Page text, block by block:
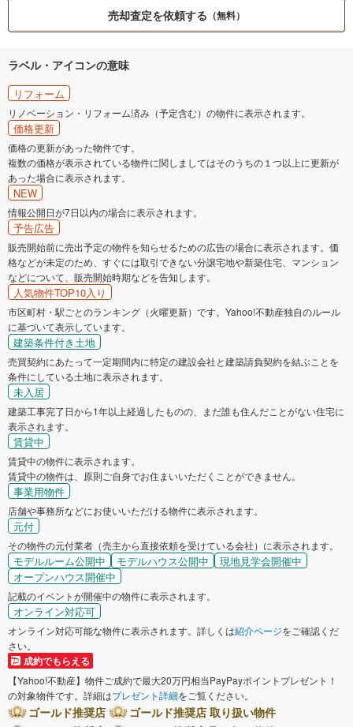
売却査定を依頼する （無料）
ラベル・アイコンの意味
リフォーム
リノベーション・リフォーム済み（予定含む）の物件に表示されます。
価格更新
価格の更新があった物件です。
複数の価格が表示されている物件に関しましてはそのうちの１つ以上に更新が
あった場合に表示されます。
NEW
情報公開日が7日以内の場合に表示されます。
予告広告
販売開始前に売出予定の物件を知らせるための広告の場合に表示されます。価
格などが未定のため、すぐには取引できない分譲宅地や新築住宅、マンション
などについて、販売開始時期などを告知します。
人気物件TOP10入り
市区町村・駅ごとのランキング（火曜更新）です。Yahoo!不動産独自のルール
に基づいて表示しています。
建築条件付き土地
売買契約にあたって一定期間内に特定の建設会社と建築請負契約を結ぶことを
条件にしている土地に表示されます。
未入居
建築工事完了日から1年以上経過したものの、まだ誰も住んだことがない住宅に
表示されます。
賃貸中
賃貸中の物件に表示されます。
賃貸中の物件は、原則ご自身でお住まいいただくことができません。
事業用物件
店舗や事務所などにお使いいただける物件に表示されます。
元付
その物件の元付業者（売主から直接依頼を受けている会社）に表示されます。
モデルルーム公開中 モデルハウス公開中
現地見学会開催中
オープンハウス開催中
記載のイベントが開催中の物件に表示されます。
オンライン対応可
オンライン対応可能な物件に表示されます。詳しくは紹介ページをご確認くだ
さい。
成約でもらえる
【Yahoo!不動産】物件ご成約で最大20万円相当PayPayポイントプレゼント！
の対象物件です。詳細はプレゼント詳細をご覧ください。
ゴールド推奨店
ゴールド推奨店 取り扱い物件